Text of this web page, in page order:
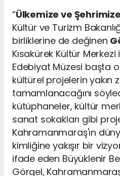
“Ülkemize ve Şehrimize
Kültür ve Turizm
birliklerine de değinen
Kısakürek Kültür
Edebiyat Müzesi başta
kültürel projelerin yakın
tamamlanacağını
kütüphaneler, kültür
sanat sokakları gibi
Kahramanmaraş'ın
kimliğine yakışır bir
ifade eden Büyüklenir
Görgel,